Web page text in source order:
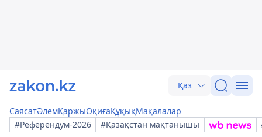
Қаз
СаясатӘлемҚаржыОқиғаҚұқықМақалалар
#Референдум-2026
#Қазақстан мақтанышы